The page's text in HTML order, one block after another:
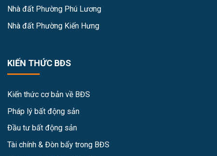
Nhà đất Phường Phú Lương
Nhà đất Phường Kiến Hưng
KIẾN THỨC BĐS
Kiến thức cơ bản về BĐS
Pháp lý bất động sản
Đầu tư bất động sản
Tài chính & Đòn bẩy trong BĐS